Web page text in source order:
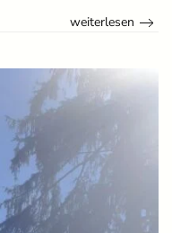
weiterlesen